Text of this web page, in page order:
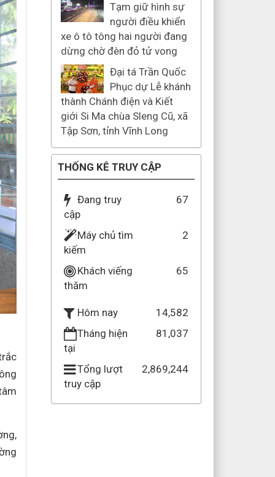
Tạm giữ hình sự
người điều khiển
xe ô tô tông hai người đang
dừng chờ đèn đỏ tử vong
Đại tá Trần Quốc
Phục dự Lễ khánh
thành Chánh điện và Kiết
giới Si Ma chùa Sleng Cũ, xã
Tập Sơn, tỉnh Vĩnh Long
THỐNG KÊ TRUY CẬP
Đang truy
cập
67
Máy chủ tìm
kiếm
2
Khách viếng
thăm
65
Hôm nay
14,582
Tháng hiện
tại
81,037
Tổng lượt
truy cập
2,869,244